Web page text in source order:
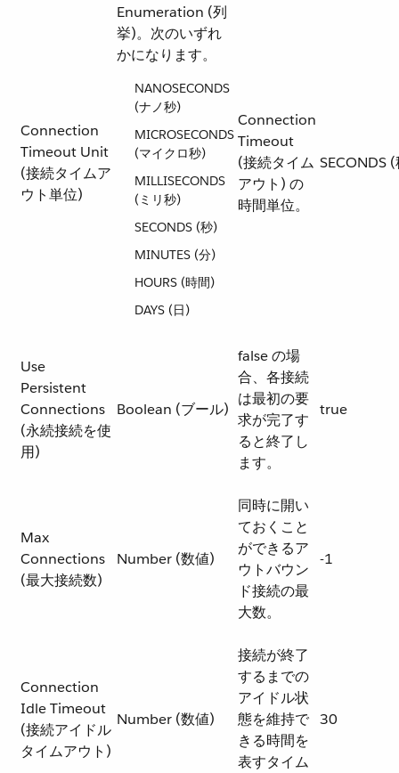
Connection
Timeout Unit
(接続タイムア
ウト単位)
Enumeration (列
挙)。次のいずれ
かになります。
NANOSECONDS
(ナノ秒)
MICROSECONDS
(マイクロ秒)
MILLISECONDS
(ミリ秒)
SECONDS (秒)
MINUTES (分)
HOURS (時間)
DAYS (日)
Connection
Timeout
(接続タイム
アウト) の
時間単位。
SECONDS
Use
Persistent
Connections
(永続接続を使
用)
Boolean (ブール)
false の場
合、各接続
は最初の要
求が完了す
ると終了し
ます。
true
Max
Connections
(最大接続数)
Number (数値)
同時に開い
ておくこと
ができるア
ウトバウン
ド接続の最
大数。
-1
Connection
Idle Timeout
(接続アイドル
タイムアウト)
Number (数値)
接続が終了
するまでの
アイドル状
態を維持で
きる時間を
表すタイム
30